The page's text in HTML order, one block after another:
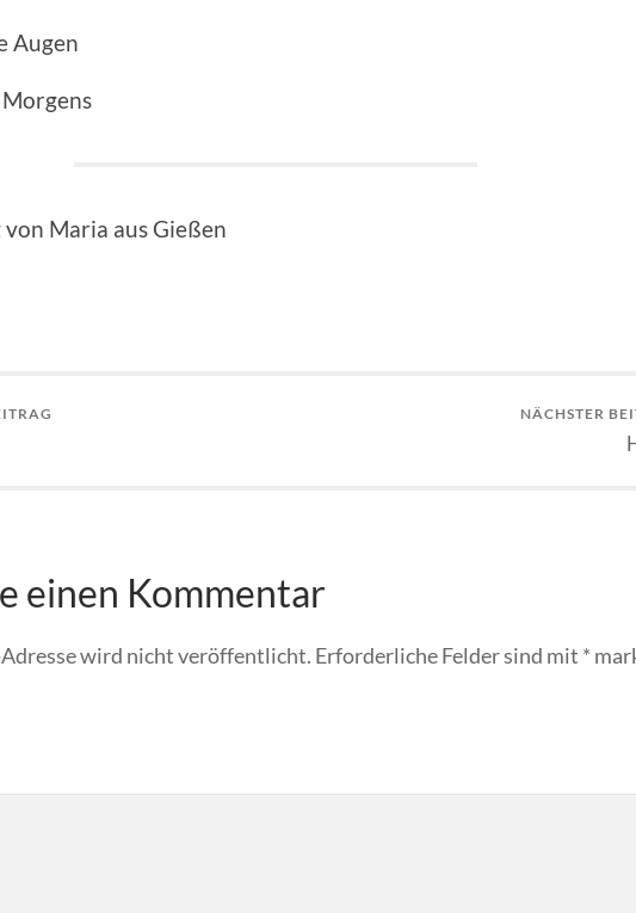
Augen
Maria aus Gießen
NÄCHSTER
einen Kommentar
wird nicht veröffentlicht. Erforderliche Felder sind mit *